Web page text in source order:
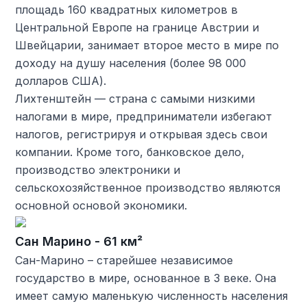
площадь 160 квадратных километров в
Центральной Европе на границе Австрии и
Швейцарии, занимает второе место в мире по
доходу на душу населения (более 98 000
долларов США).
Лихтенштейн — страна с самыми низкими
налогами в мире, предприниматели избегают
налогов, регистрируя и открывая здесь свои
компании. Кроме того, банковское дело,
производство электроники и
сельскохозяйственное производство являются
основной основой экономики.
Сан Марино - 61 км²
Сан-Марино – старейшее независимое
государство в мире, основанное в 3 веке. Она
имеет самую маленькую численность населения